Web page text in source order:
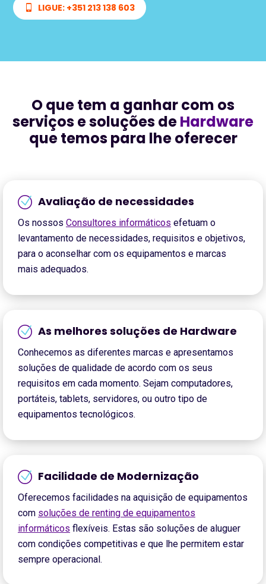
LIGUE: +351 213 138 603
O que tem a ganhar com os
serviços e soluções deHardware
que temos para lhe oferecer
Avaliação de necessidades
Os nossos Consultores informáticos efetuam o
levantamento de necessidades, requisitos e objetivos,
para o aconselhar com os equipamentos e marcas
mais adequados.
As melhores soluções de Hardware
Conhecemos as diferentes marcas e apresentamos
soluções de qualidade de acordo com os seus
requisitos em cada momento. Sejam computadores,
portáteis, tablets, servidores, ou outro tipo de
equipamentos tecnológicos.
Facilidade de Modernização
Oferecemos facilidades na aquisição de equipamentos
com soluções de renting de equipamentos
informáticos flexíveis. Estas são soluções de aluguer
com condições competitivas e que lhe permitem estar
sempre operacional.